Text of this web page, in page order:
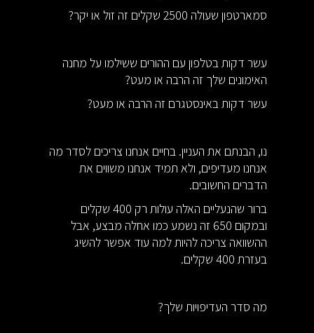
סמארטפון שעולה 2500 שקלים זה זול או יקר?
עשר דקות בטלפון עם ההורים ששילמו על מחנה
האימונים שלך זה הרבה או מעט?
עשר דקות באינסטגרם זה הרבה או מעט?
נו, הבנתם את העניין. בחיים אנחנו צריכים לסדר מה
אנחנו מעדיפים, ולא תמיד אנחנו משווים את
הדברים החשובים.
ברור שהנעליים האלה עולות רק 400 שקלים
ובמקום 650 זה נשמע כמו אחלה מבצע, אבל
ההשוואה צריכה להיות למה עוד אפשר להשיג
בעזרת 400 שקלים.
מה סדר העדיפויות שלך?